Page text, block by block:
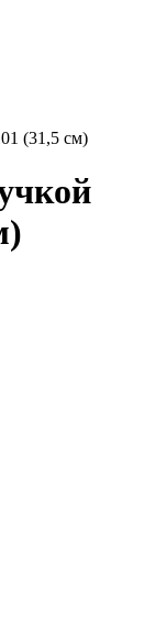
(31,5 см)